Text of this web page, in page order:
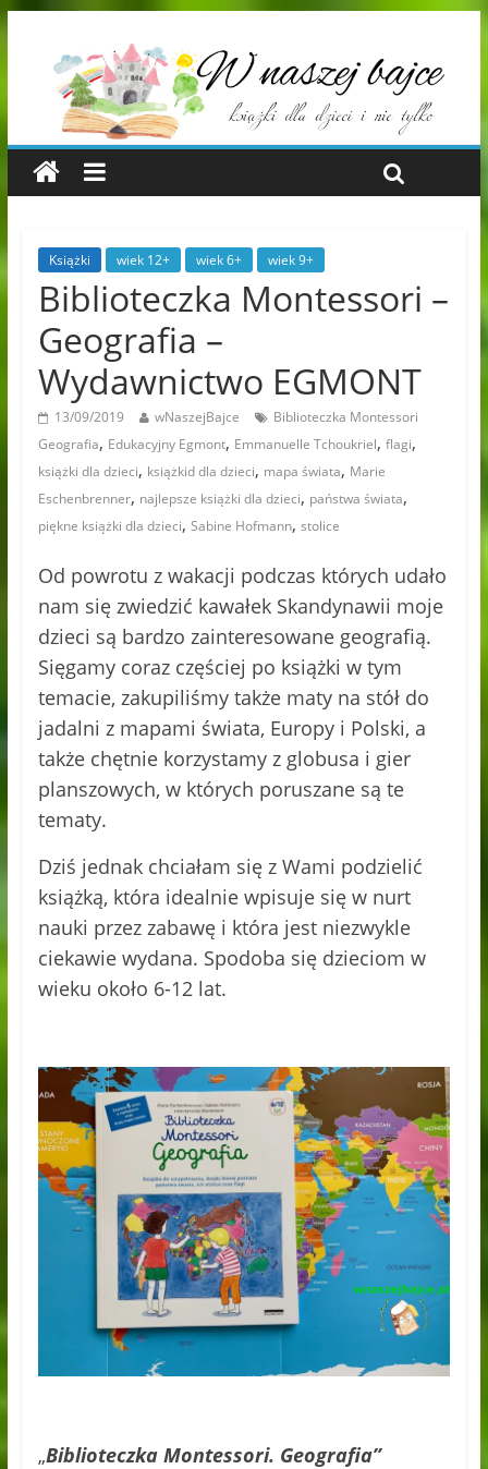
Książki wiek 12+ wiek 6+ wiek 9+
Biblioteczka Montessori –
Geografia –
Wydawnictwo EGMONT
13/09/2019 wNaszejBajce
Biblioteczka Montessori
Geografia, Edukacyjny Egmont, Emmanuelle Tchoukriel, flagi,
książki dla dzieci, książkid dla dzieci, mapa świata, Marie
Eschenbrenner, najlepsze książki dla dzieci, państwa świata,
piękne książki dla dzieci, Sabine Hofmann, stolice
Od powrotu z wakacji podczas których udało
nam się zwiedzić kawałek Skandynawii moje
dzieci są bardzo zainteresowane geografią.
Sięgamy coraz częściej po książki w tym
temacie, zakupiliśmy także maty na stół do
jadalni z mapami świata, Europy i Polski, a
także chętnie korzystamy z globusa i gier
planszowych, w których poruszane są te
tematy.
Dziś jednak chciałam się z Wami podzielić
książką, która idealnie wpisuje się w nurt
nauki przez zabawę i która jest niezwykle
ciekawie wydana. Spodoba się dzieciom w
wieku około 6-12 lat.
„Biblioteczka Montessori. Geografia”